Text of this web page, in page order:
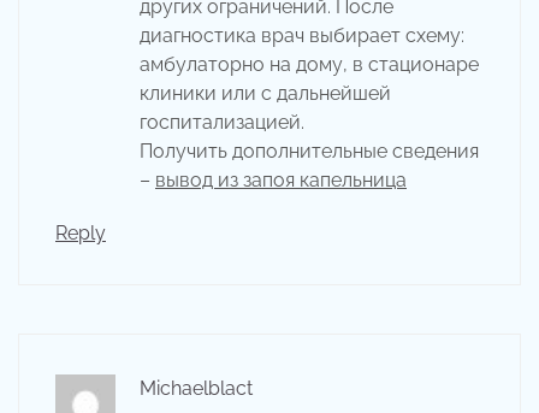
других ограничений. После
диагностика врач выбирает схему:
амбулаторно на дому, в стационаре
клиники или с дальнейшей
госпитализацией.
Получить дополнительные сведения
– вывод из запоя капельница
Reply
Michaelblact